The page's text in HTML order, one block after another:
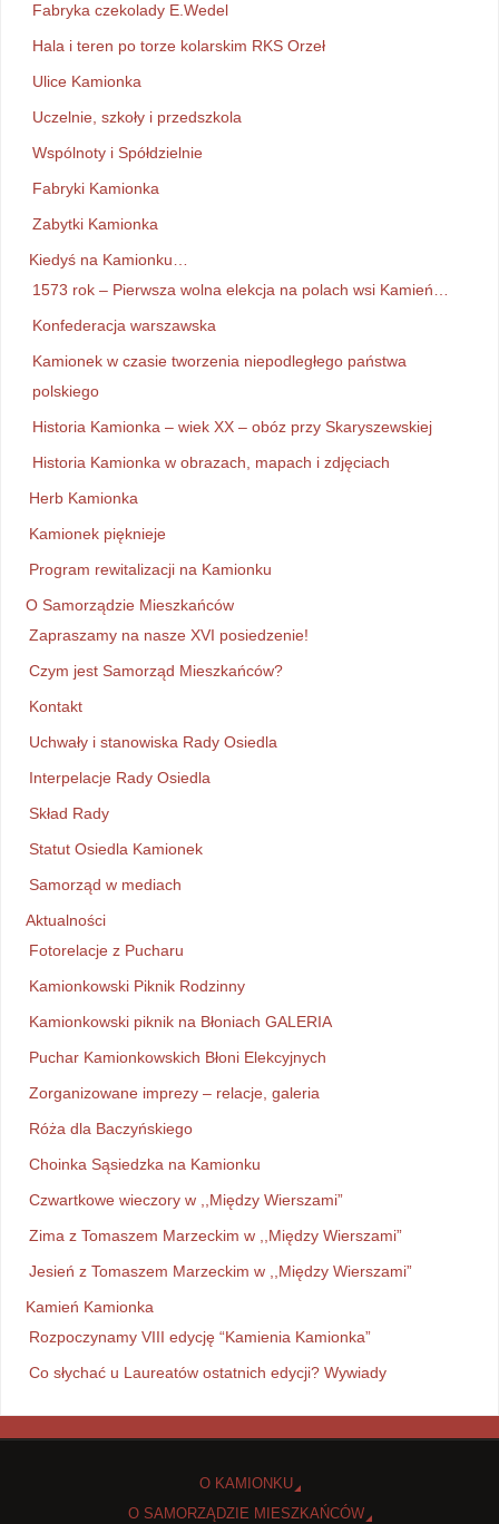
Fabryka czekolady E.Wedel
Hala i teren po torze kolarskim RKS Orzeł
Ulice Kamionka
Uczelnie, szkoły i przedszkola
Wspólnoty i Spółdzielnie
Fabryki Kamionka
Zabytki Kamionka
Kiedyś na Kamionku…
1573 rok – Pierwsza wolna elekcja na polach wsi Kamień…
Konfederacja warszawska
Kamionek w czasie tworzenia niepodległego państwa
polskiego
Historia Kamionka – wiek XX – obóz przy Skaryszewskiej
Historia Kamionka w obrazach, mapach i zdjęciach
Herb Kamionka
Kamionek pięknieje
Program rewitalizacji na Kamionku
O Samorządzie Mieszkańców
Zapraszamy na nasze XVI posiedzenie!
Czym jest Samorząd Mieszkańców?
Kontakt
Uchwały i stanowiska Rady Osiedla
Interpelacje Rady Osiedla
Skład Rady
Statut Osiedla Kamionek
Samorząd w mediach
Aktualności
Fotorelacje z Pucharu
Kamionkowski Piknik Rodzinny
Kamionkowski piknik na Błoniach GALERIA
Puchar Kamionkowskich Błoni Elekcyjnych
Zorganizowane imprezy – relacje, galeria
Róża dla Baczyńskiego
Choinka Sąsiedzka na Kamionku
Czwartkowe wieczory w ,,Między Wierszami”
Zima z Tomaszem Marzeckim w ,,Między Wierszami”
Jesień z Tomaszem Marzeckim w ,,Między Wierszami”
Kamień Kamionka
Rozpoczynamy VIII edycję “Kamienia Kamionka”
Co słychać u Laureatów ostatnich edycji? Wywiady
O KAMIONKU
O SAMORZĄDZIE MIESZKAŃCÓW